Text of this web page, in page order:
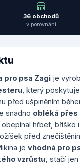
36 obchodů
v porovnání
pro psa Zagi je
, který
před ušpiněním
snadno obléká přes
hřbet, bříško
před
je vhodná pro
vzrůstu, stačí jen